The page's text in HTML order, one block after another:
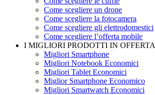
Come scegliere un drone
Come scegliere la fotocamera
Come scegliere gli elettrodomestici
Come scegliere l’offerta mobile
I MIGLIORI PRODOTTI IN OFFERTA
Migliori Smartphone
Migliori Notebook Economici
Migliori Tablet Economici
Miglior Smartphone Economico
Migliori Smartwatch Economici